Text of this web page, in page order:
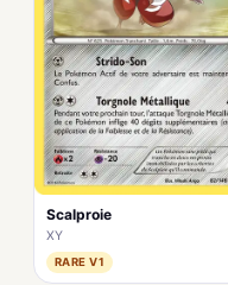
Scalproie
XY
RARE V1